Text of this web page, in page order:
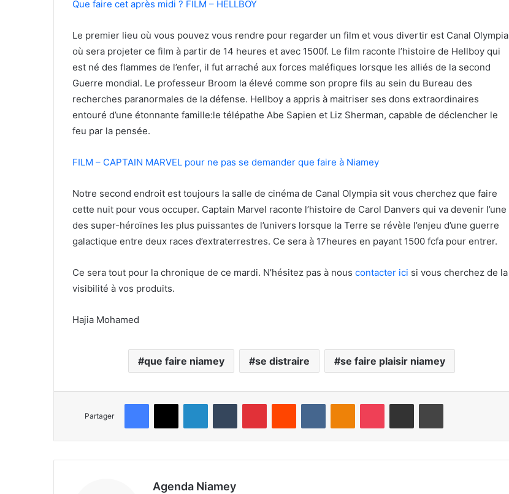
Que faire cet après midi ? FILM – HELLBOY
Le premier lieu où vous pouvez vous rendre pour regarder un film et vous divertir est Canal Olympia
où sera projeter ce film à partir de 14 heures et avec 1500f. Le film raconte l’histoire de Hellboy qui
est né des flammes de l’enfer, il fut arraché aux forces maléfiques lorsque les alliés de la second
Guerre mondial. Le professeur Broom la élevé comme son propre fils au sein du Bureau des
recherches paranormales de la défense. Hellboy a appris à maitriser ses dons extraordinaires
entouré d’une étonnante famille:le télépathe Abe Sapien et Liz Sherman, capable de déclencher le
feu par la pensée.
FILM – CAPTAIN MARVEL pour ne pas se demander que faire à Niamey
Notre second endroit est toujours la salle de cinéma de Canal Olympia sit vous cherchez que faire
cette nuit pour vous occuper. Captain Marvel raconte l’histoire de Carol Danvers qui va devenir l’une
des super-héroïnes les plus puissantes de l’univers lorsque la Terre se révèle l’enjeu d’une guerre
galactique entre deux races d’extraterrestres. Ce sera à 17heures en payant 1500 fcfa pour entrer.
Ce sera tout pour la chronique de ce mardi. N’hésitez pas à nous contacter ici si vous cherchez de la
visibilité à vos produits.
Hajia Mohamed
que faire niamey se distraire se faire plaisir niamey
Partager
Agenda Niamey